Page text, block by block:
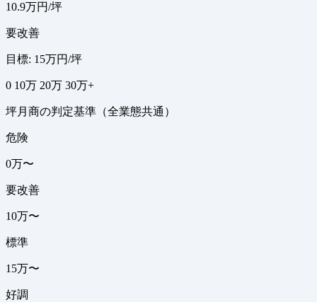
10.9万円/坪
要改善
目標: 15万円/坪
0 10万 20万 30万+
坪月商の判定基準（全業態共通）
危険
0万〜
要改善
10万〜
標準
15万〜
好調